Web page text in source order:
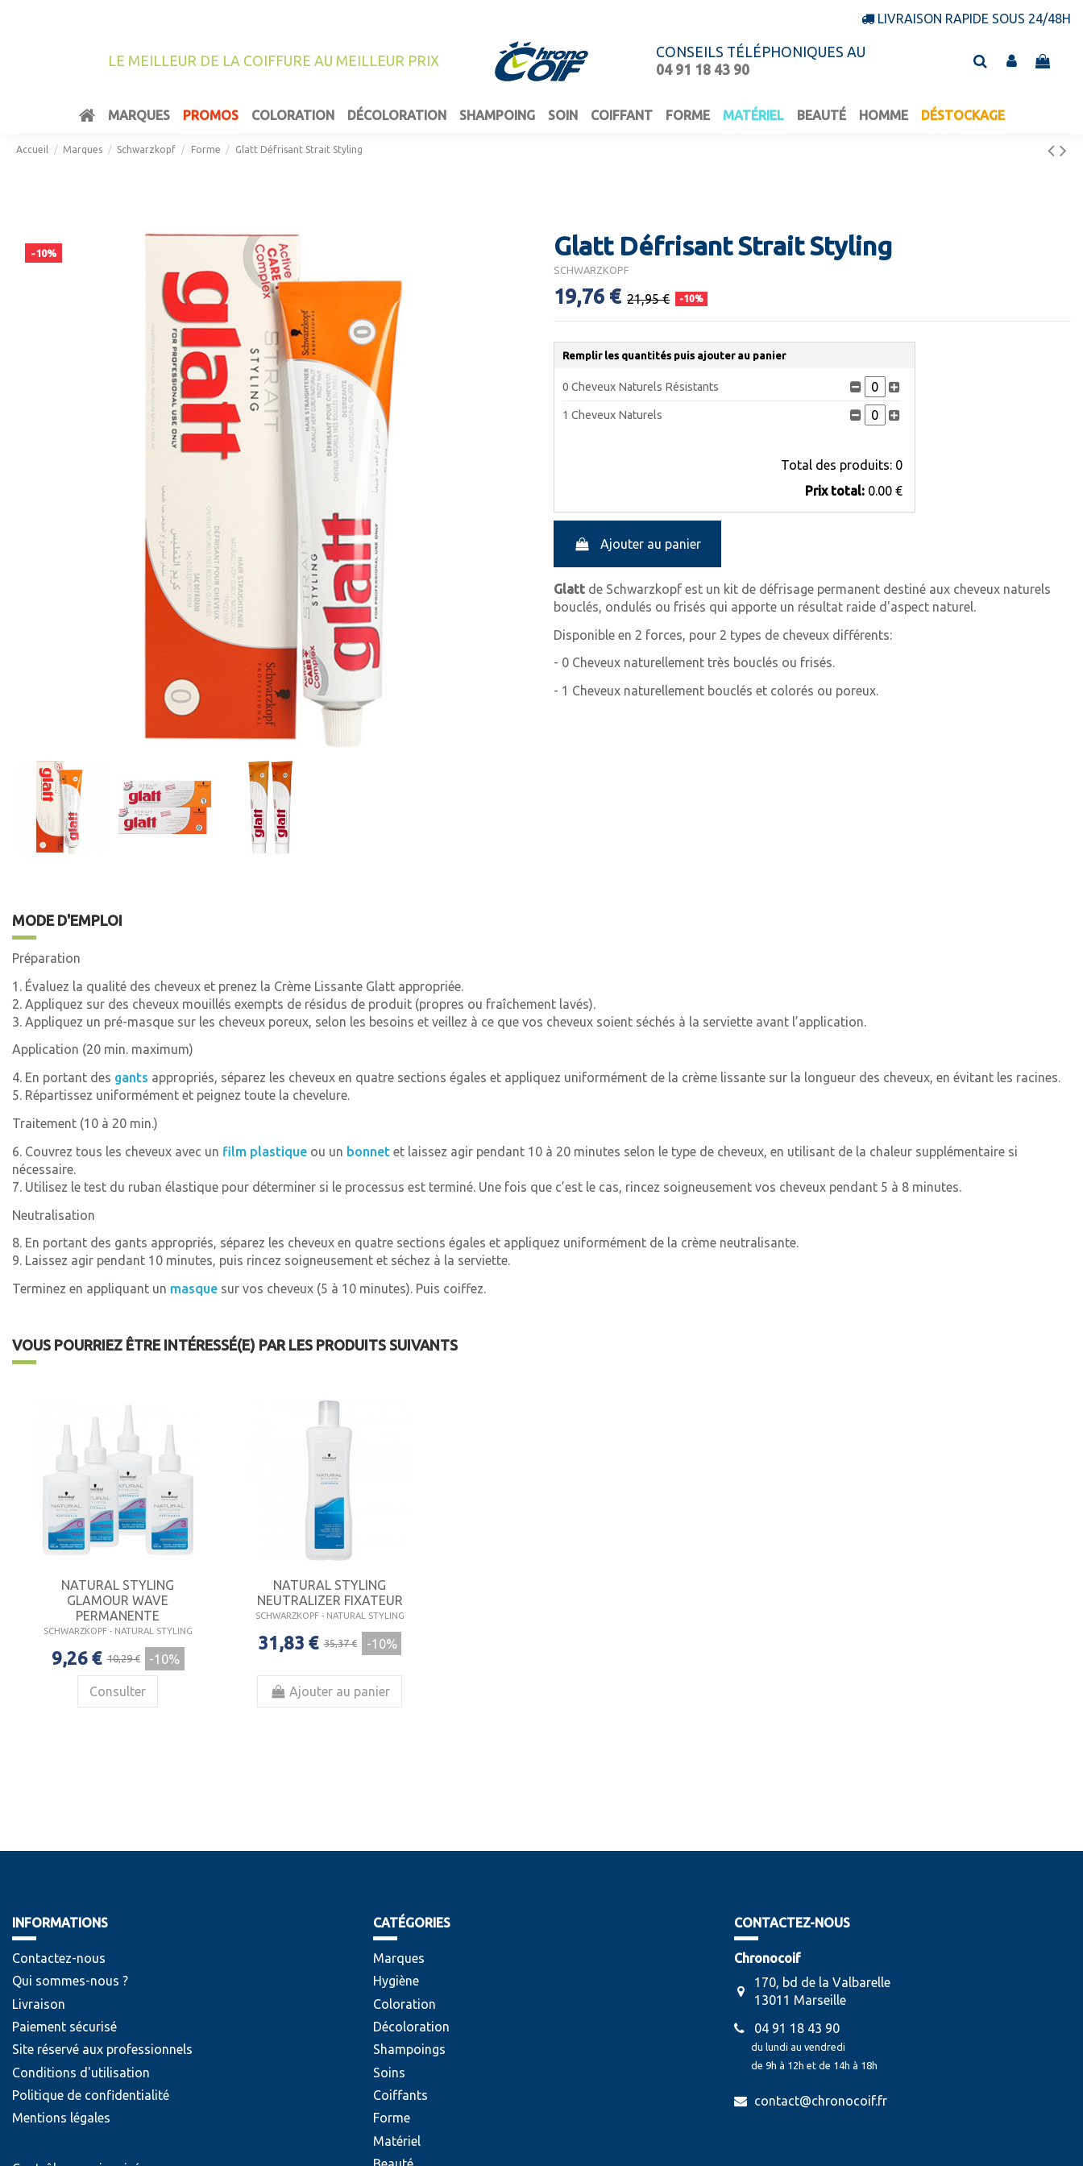
LIVRAISON RAPIDE SOUS 24/48H
LE MEILLEUR DE LA COIFFURE AU MEILLEUR PRIX
CONSEILS TÉLÉPHONIQUES AU
04 91 18 43 90
MARQUES PROMOS COLORATION DÉCOLORATION SHAMPOING SOIN COIFFANT FORME MATÉRIEL BEAUTÉ HOMME DÉSTOCKAGE
Accueil Marques Schwarzkopf Forme Glatt Défrisant Strait Styling
-10% Glatt Défrisant Strait Styling
SCHWARZKOPF
19,76 € 21,95 € -10%
Remplir les quantités puis ajouter au panier
0 Cheveux Naturels Résistants
1 Cheveux Naturels
Total des produits: 0
Prix ​​total: 0.00 €
Ajouter au panier
Glatt de Schwarzkopf est un kit de défrisage permanent destiné aux cheveux naturels
bouclés, ondulés ou frisés qui apporte un résultat raide d'aspect naturel.
Disponible en 2 forces, pour 2 types de cheveux différents:
- 0 Cheveux naturellement très bouclés ou frisés.
- 1 Cheveux naturellement bouclés et colorés ou poreux.
MODE D'EMPLOI
Préparation
1. Évaluez la qualité des cheveux et prenez la Crème Lissante Glatt appropriée.
2. Appliquez sur des cheveux mouillés exempts de résidus de produit (propres ou fraîchement lavés).
3. Appliquez un pré-masque sur les cheveux poreux, selon les besoins et veillez à ce que vos cheveux soient séchés à la serviette avant l’application.
Application (20 min. maximum)
4. En portant des gants appropriés, séparez les cheveux en quatre sections égales et appliquez uniformément de la crème lissante sur la longueur des cheveux, en évitant les racines.
5. Répartissez uniformément et peignez toute la chevelure.
Traitement (10 à 20 min.)
6. Couvrez tous les cheveux avec un film plastique ou un bonnet et laissez agir pendant 10 à 20 minutes selon le type de cheveux, en utilisant de la chaleur supplémentaire si
nécessaire.
7. Utilisez le test du ruban élastique pour déterminer si le processus est terminé. Une fois que c’est le cas, rincez soigneusement vos cheveux pendant 5 à 8 minutes.
Neutralisation
8. En portant des gants appropriés, séparez les cheveux en quatre sections égales et appliquez uniformément de la crème neutralisante.
9. Laissez agir pendant 10 minutes, puis rincez soigneusement et séchez à la serviette.
Terminez en appliquant un masque sur vos cheveux (5 à 10 minutes). Puis coiffez.
VOUS POURRIEZ ÊTRE INTÉRESSÉ(E) PAR LES PRODUITS SUIVANTS
NATURAL STYLING
GLAMOUR WAVE
PERMANENTE
SCHWARZKOPF - NATURAL STYLING
9,26 € 10,29 € -10%
Consulter
NATURAL STYLING
NEUTRALIZER FIXATEUR
SCHWARZKOPF - NATURAL STYLING
31,83 € 35,37 € -10%
Ajouter au panier
INFORMATIONS
Contactez-nous
Qui sommes-nous ?
Livraison
Paiement sécurisé
Site réservé aux professionnels
Conditions d'utilisation
Politique de confidentialité
Mentions légales
CATÉGORIES
Marques
Hygiène
Coloration
Décoloration
Shampoings
Soins
Coiffants
Forme
Matériel
CONTACTEZ-NOUS
Chronocoif
170, bd de la Valbarelle
13011 Marseille
04 91 18 43 90
du lundi au vendredi
de 9h à 12h et de 14h à 18h
contact@chronocoif.fr